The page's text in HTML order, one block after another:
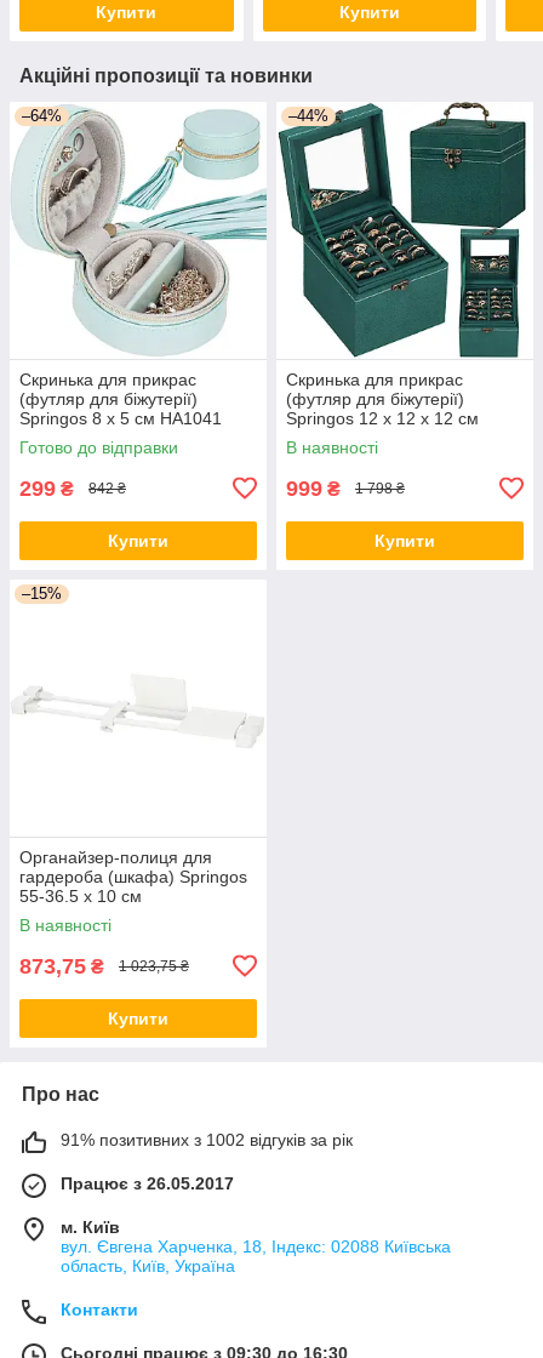
Купити Купити
Акційні пропозиції та новинки
–64%
Скринька для прикрас
(футляр для біжутерії)
Springos 8 x 5 см HA1041
orig2539
Готово до відправки
299 ₴ 842 ₴
Купити
–44%
Скринька для прикрас
(футляр для біжутерії)
Springos 12 x 12 x 12 см
HA1048
В наявності
999 ₴ 1 798 ₴
Купити
–15%
Органайзер-полиця для
гардероба (шкафа) Springos
55-36.5 x 10 см
телескопічний HA3112
В наявності
873,75 ₴ 1 023,75 ₴
Купити
Про нас
91% позитивних з 1002 відгуків за рік
Працює з 26.05.2017
м. Київ
вул. Євгена Харченка, 18, Індекс: 02088 Київська
область, Київ, Україна
Контакти
Сьогодні працює з 09:30 до 16:30